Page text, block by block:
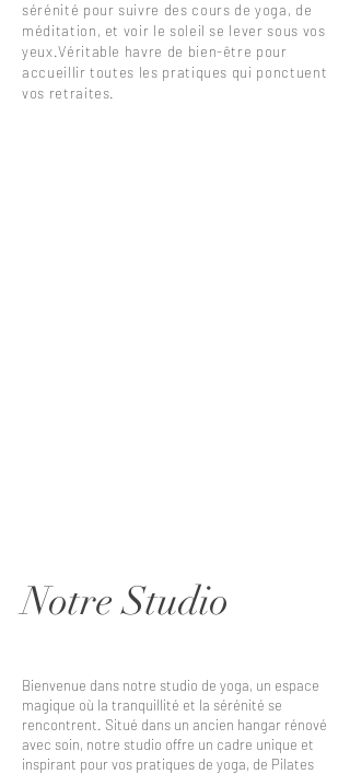
sérénité pour suivre des cours de yoga, de
méditation, et voir le soleil se lever sous vos
yeux.Véritable havre de bien-être pour
accueillir toutes les pratiques qui ponctuent
vos retraites.
Notre Studio
Bienvenue dans notre studio de yoga, un espace
magique où la tranquillité et la sérénité se
rencontrent. Situé dans un ancien hangar rénové
avec soin, notre studio offre un cadre unique et
inspirant pour vos pratiques de yoga, de Pilates